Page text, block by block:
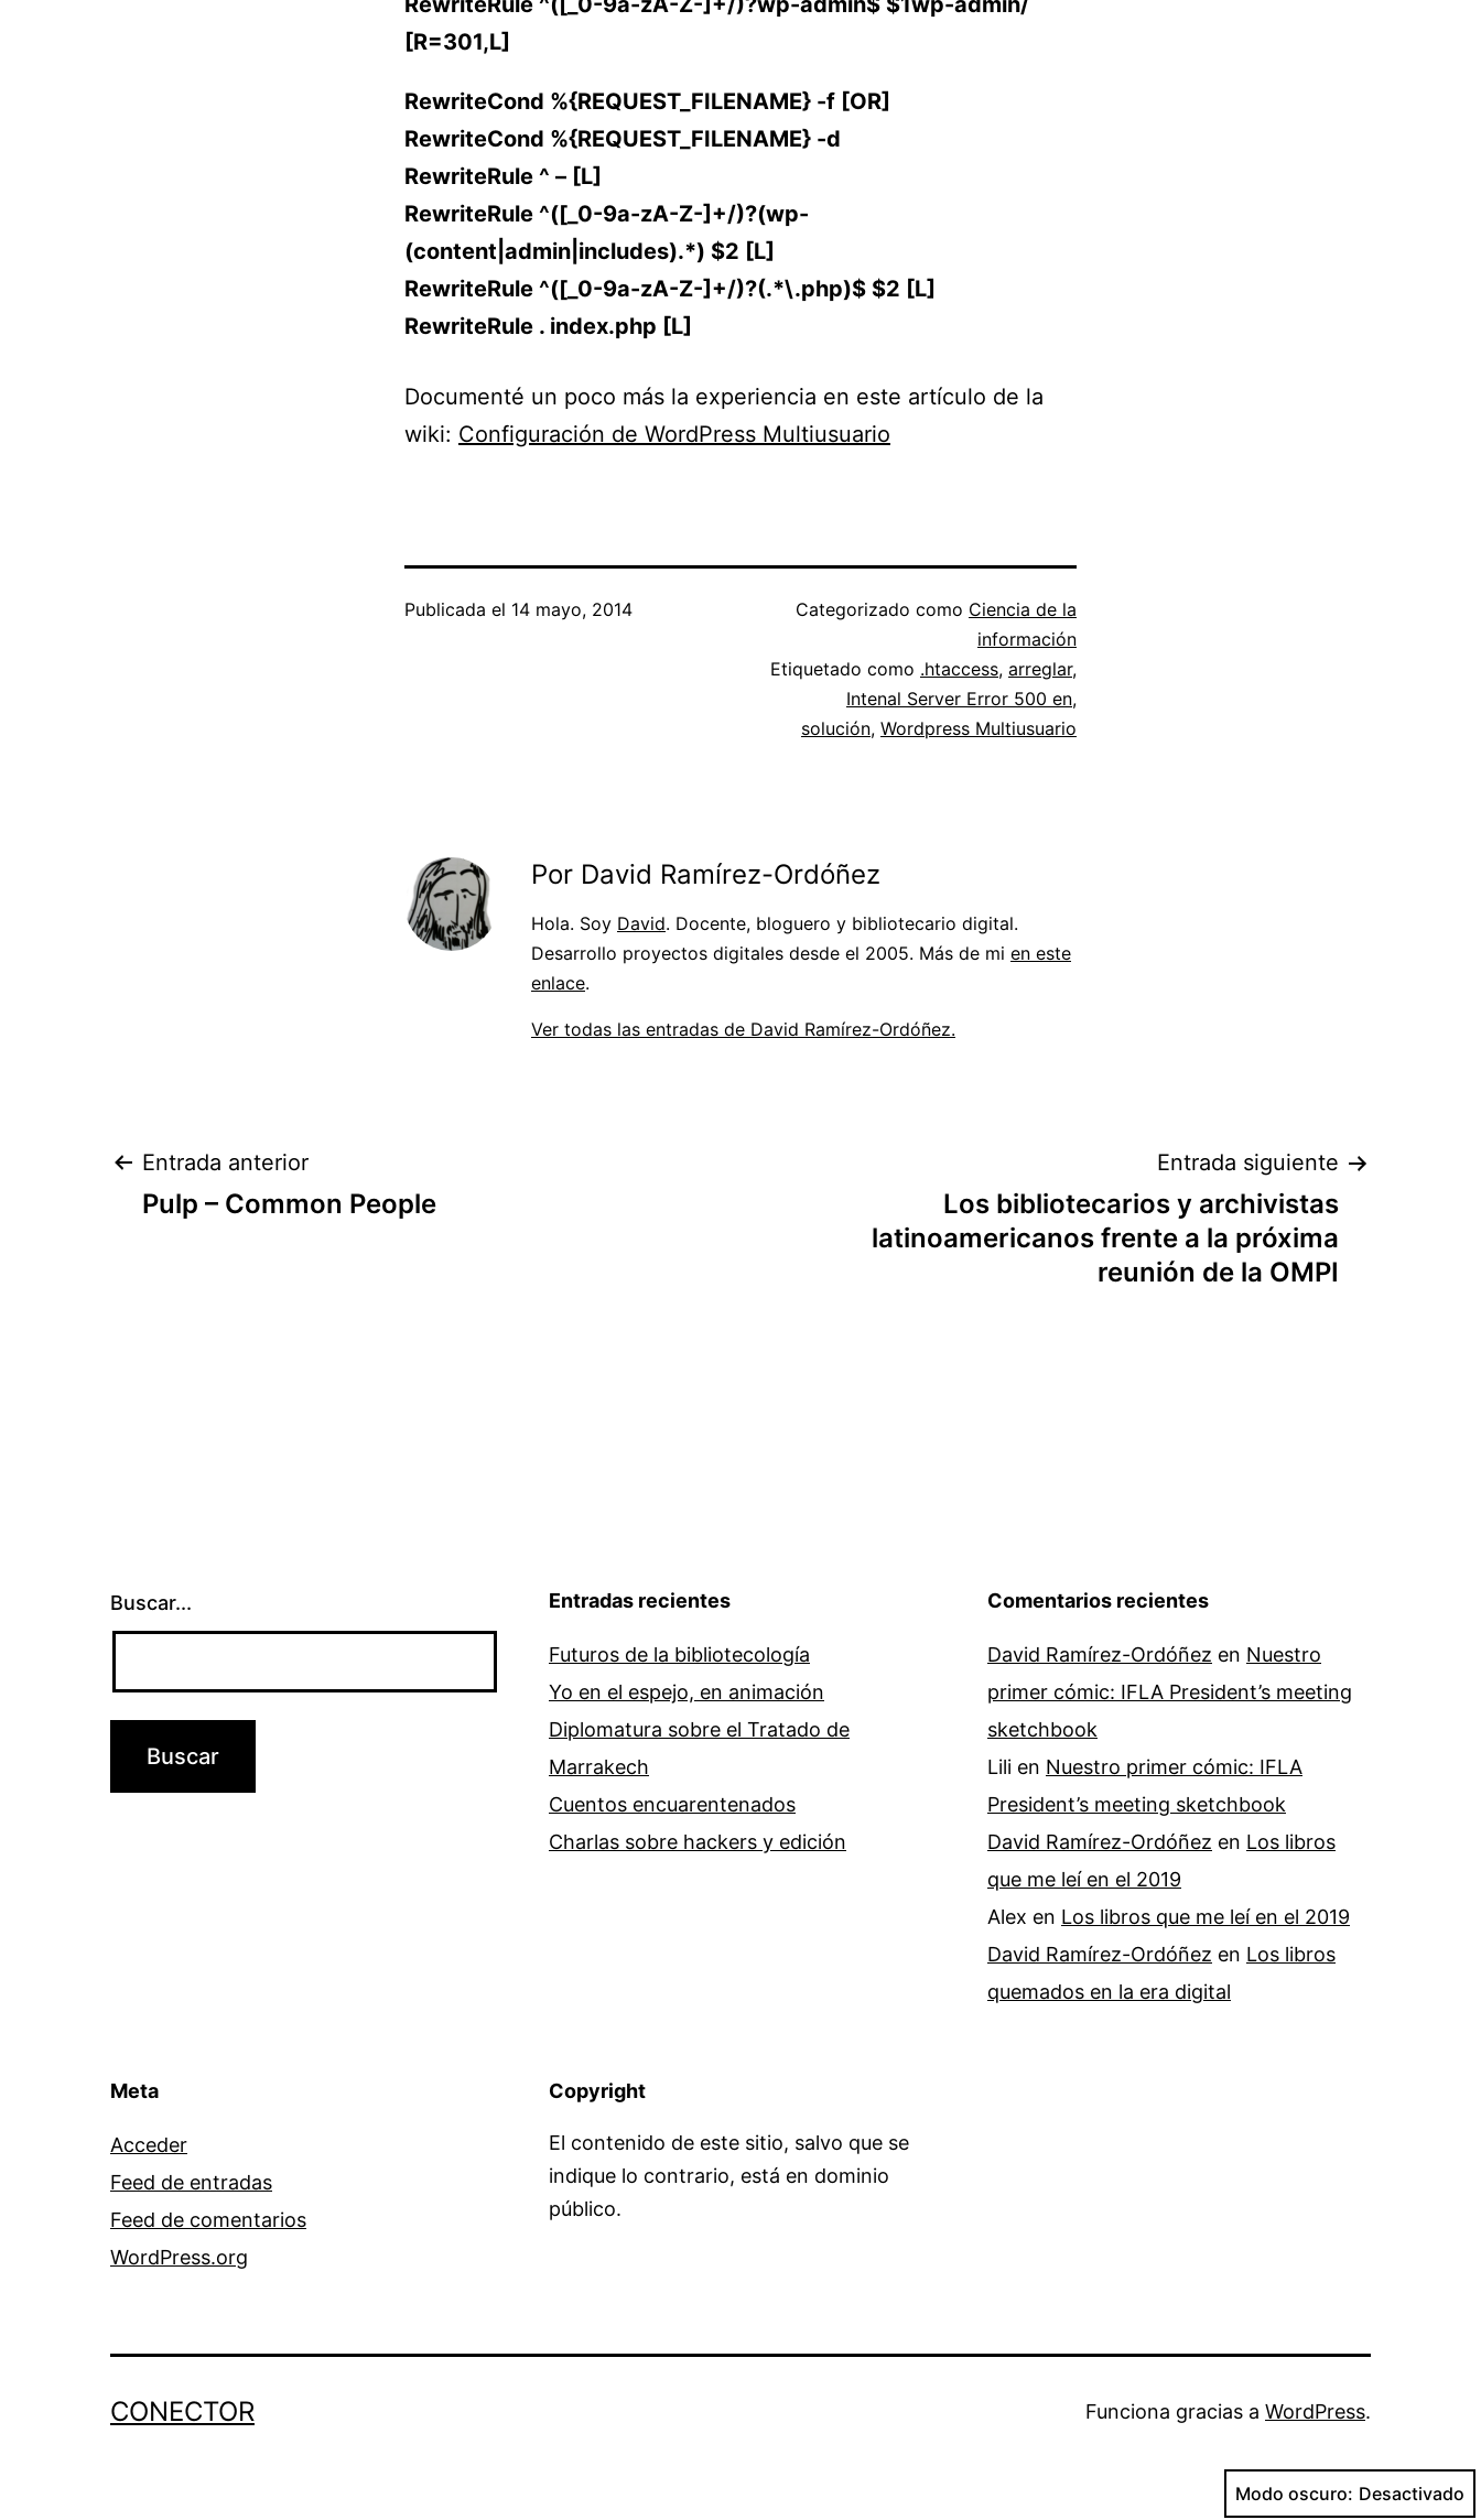
[R=301,L]
RewriteCond %{REQUEST_FILENAME} -f [OR]
RewriteCond %{REQUEST_FILENAME} -d
RewriteRule ^ – [L]
RewriteRule ^([_0-9a-zA-Z-]+/)?(wp-
(content|admin|includes).*) $2 [L]
RewriteRule ^([_0-9a-zA-Z-]+/)?(.*\.php)$ $2 [L]
RewriteRule . index.php [L]
Documenté un poco más la experiencia en este artículo de la
wiki: Configuración de WordPress Multiusuario
Publicada el 14 mayo, 2014 Categorizado como Ciencia de la
información
Etiquetado como .htaccess, arreglar,
Intenal Server Error 500 en,
solución, Wordpress Multiusuario
Por David Ramírez-Ordóñez
Hola. Soy David. Docente, bloguero y bibliotecario digital.
Desarrollo proyectos digitales desde el 2005. Más de mi en este
enlace.
Ver todas las entradas de David Ramírez-Ordóñez.
Navegación
Entrada anterior
Pulp – Common People
Entrada siguiente
Los bibliotecarios y archivistas
latinoamericanos frente a la próxima
reunión de la OMPI
Buscar... Entradas recientes
Futuros de la bibliotecología
Yo en el espejo, en animación
Diplomatura sobre el Tratado de
Marrakech
Cuentos encuarentenados
Charlas sobre hackers y edición
Comentarios recientes
David Ramírez-Ordóñez en Nuestro
primer cómic: IFLA President’s meeting
sketchbook
Lili en Nuestro primer cómic: IFLA
President’s meeting sketchbook
David Ramírez-Ordóñez en Los libros
que me leí en el 2019
Alex en Los libros que me leí en el 2019
David Ramírez-Ordóñez en Los libros
quemados en la era digital
Meta
Acceder
Feed de entradas
Feed de comentarios
WordPress.org
Copyright
El contenido de este sitio, salvo que se
indique lo contrario, está en dominio
público.
CONECTOR Funciona gracias a WordPress.
Modo oscuro: